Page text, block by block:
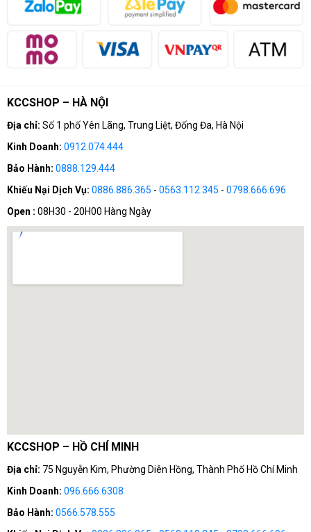
Email: khanhchungcomputer@gmail.com
KCCSHOP – HÀ NỘI
Địa chỉ: Số 1 phố Yên Lãng, Trung Liệt, Đống Đa, Hà Nội
Kinh Doanh: 0912.074.444
Bảo Hành: 0888.129.444
Khiếu Nại Dịch Vụ: 0886.886.365 - 0563.112.345 - 0798.666.696
Open : 08H30 - 20H00 Hàng Ngày
KCCSHOP – HỒ CHÍ MINH
Địa chỉ: 75 Nguyễn Kim, Phường Diên Hồng, Thành Phố Hồ Chí Minh
Kinh Doanh: 096.666.6308
Bảo Hành: 0566.578.555